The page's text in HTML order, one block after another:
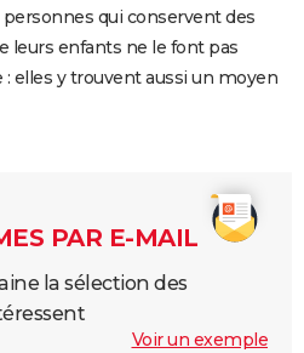
qui conservent des
leurs enfants ne le font pas
elles y trouvent aussi un moyen
PAR E-MAIL
la sélection des
Voir un exemple